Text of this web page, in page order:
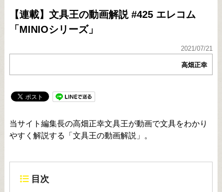
【連載】文具王の動画解説 #425 エレコム
「MINIOシリーズ」
2021/07/21
高畑正幸
当サイト編集長の高畑正幸文具王が動画で文具をわかり
やすく解説する「文具王の動画解説」。
目次